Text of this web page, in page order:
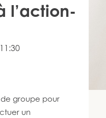
l’action-
de groupe pour
un